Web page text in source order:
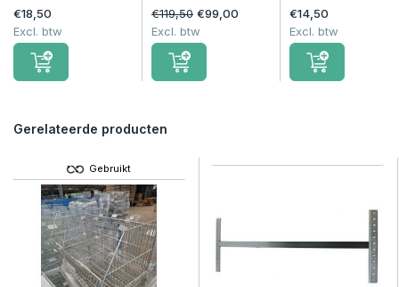
€18,50
Excl. btw
€119,50 €99,00
Excl. btw
€14,50
Excl. btw
Gerelateerde producten
Gebruikt